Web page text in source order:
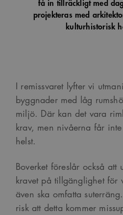
projekteras med
kulturhistorisk
I remissvaret lyfter vi
byggnader med låg
miljö. Där kan det vara
krav, men nivåerna får
helst.
Boverket föreslår också att
kravet på tillgänglighet för
även ska omfatta
risk att detta kommer